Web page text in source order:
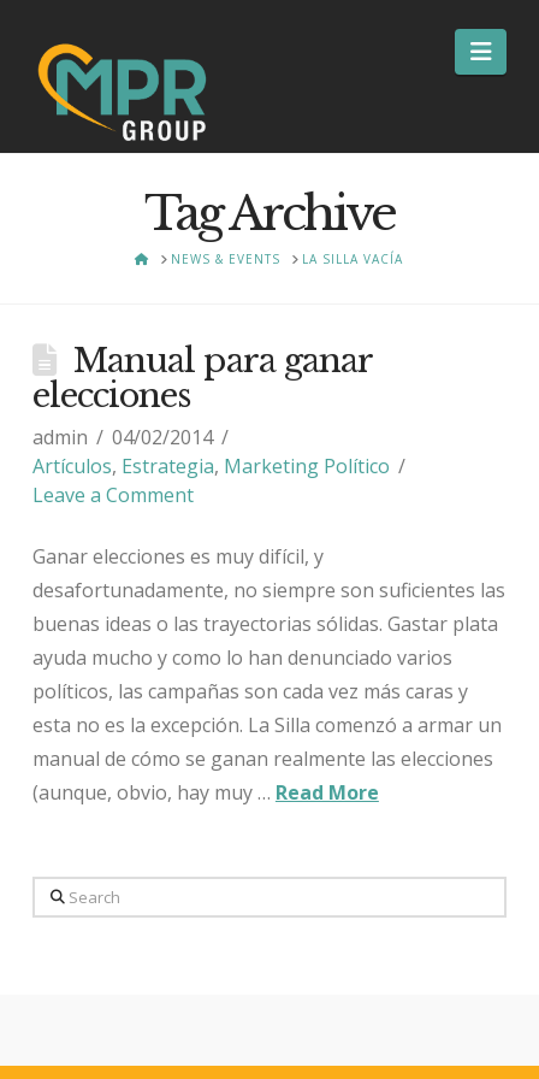
Tag Archive
HOMENEWS & EVENTS LA SILLA VACÍA
Manual para ganar
elecciones
admin
04/02/2014
Artículos, Estrategia, Marketing Político
Leave a Comment
Ganar elecciones es muy difícil, y
desafortunadamente, no siempre son suficientes las
buenas ideas o las trayectorias sólidas. Gastar plata
ayuda mucho y como lo han denunciado varios
políticos, las campañas son cada vez más caras y
esta no es la excepción. La Silla comenzó a armar un
manual de cómo se ganan realmente las elecciones
(aunque, obvio, hay muy … Read More
Search